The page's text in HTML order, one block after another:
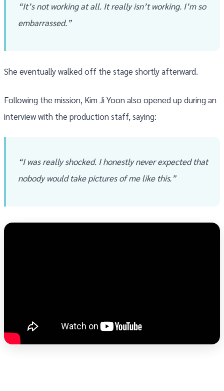
“It’s not working at all. It really isn’t working. I’m so
embarrassed.”
She eventually walked off the stage shortly afterward.
Following the mission, Kim Ji Yoon also opened up during an
interview with the production staff, saying:
“I was really shocked. I honestly never expected that
nobody would take pictures of me like this.”